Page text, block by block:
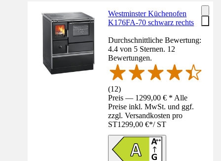
Westminster Küchenofen
K176FA-70 schwarz rechts
Durchschnittliche Bewertung:
4.4 von 5 Sternen. 12
Bewertungen.
(12)
Preis — 1299,00 € * Alle
Preise inkl. MwSt. und ggf.
zzgl. Versandkosten pro
ST1299,00 €*/ ST